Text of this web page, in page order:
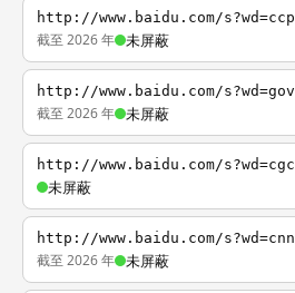
http://www.baidu.com/s?wd=ccp
截至 2026 年 未屏蔽
http://www.baidu.com/s?wd=gov
截至 2026 年 未屏蔽
http://www.baidu.com/s?wd=cgc
未屏蔽
http://www.baidu.com/s?wd=cnn
截至 2026 年 未屏蔽